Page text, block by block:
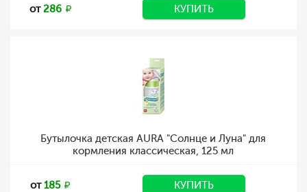
от286 КУПИТЬ
Бутылочка детская AURA "Солнце и Луна" для
кормления классическая, 125 мл
от185 КУПИТЬ